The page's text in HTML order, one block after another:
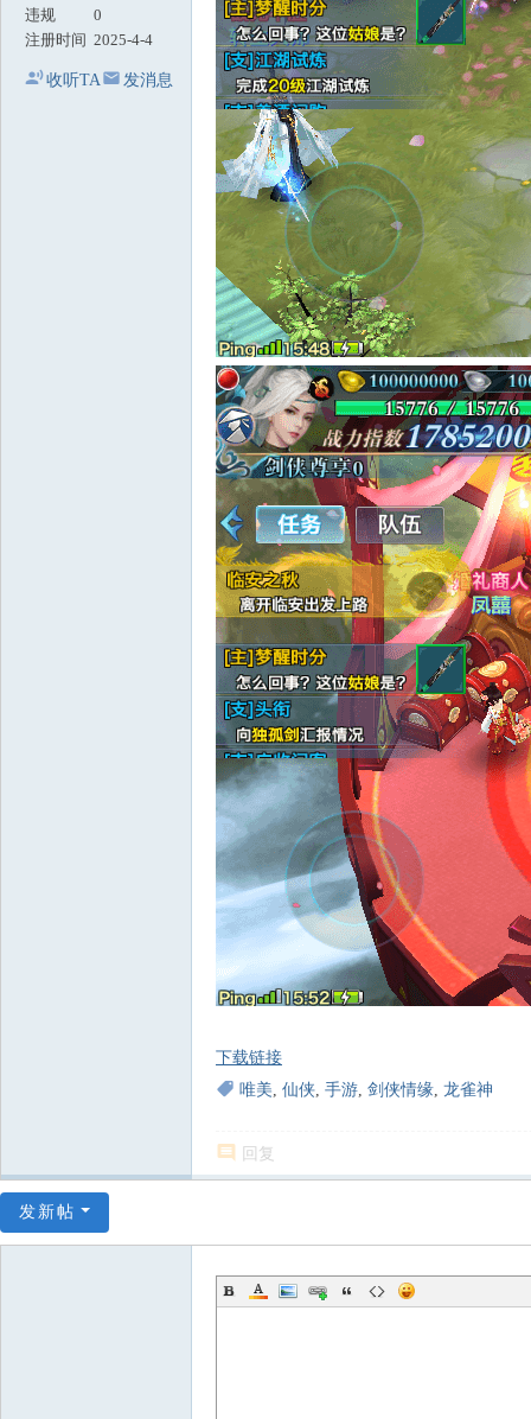
违规
0
注册时间 2025-4-4
收听TA 发消息
下载链接
唯美, 仙侠, 手游, 剑侠情缘, 龙雀神
回复
发新帖